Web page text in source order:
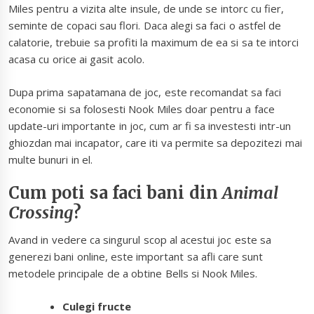
Miles pentru a vizita alte insule, de unde se intorc cu fier,
seminte de copaci sau flori. Daca alegi sa faci o astfel de
calatorie, trebuie sa profiti la maximum de ea si sa te intorci
acasa cu orice ai gasit acolo.
Dupa prima sapatamana de joc, este recomandat sa faci
economie si sa folosesti Nook Miles doar pentru a face
update-uri importante in joc, cum ar fi sa investesti intr-un
ghiozdan mai incapator, care iti va permite sa depozitezi mai
multe bunuri in el.
Cum poti sa faci bani dinAnimal
Crossing?
Avand in vedere ca singurul scop al acestui joc este sa
generezi bani online, este important sa afli care sunt
metodele principale de a obtine Bells si Nook Miles.
Culegi fructe